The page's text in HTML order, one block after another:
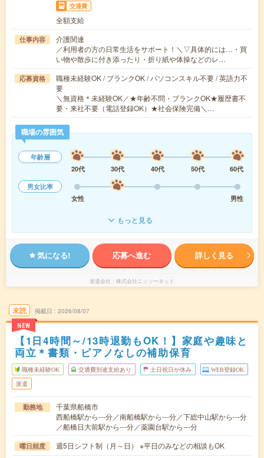
交通費
全額支給
仕事内容
介護関連
／利用者の方の日常生活をサポート！＼▽具体的には…・買
い物や散歩に付き添ったり・折り紙や体操などのレ…
応募資格
職種未経験OK / ブランクOK / パソコンスキル不要 / 英語力不
要
＼無資格＊未経験OK／★年齢不問・ブランクOK★履歴書不
要・来社不要（電話登録OK）★社会保険完備＼…
職場の雰囲気
年齢層
20代
30代 40代 50代
60代
男女比率
女性
男性
もっと見る
気になる! 応募へ進む 詳しく見る
派遣会社 株式会社ニッソーネット
未読
NEW
掲載日 2026/08/07
【1日4時間～/13時退勤もOK！】家庭や趣味と
両立＊書類・ピアノなしの補助保育
職種未経験OK 交通費別途支給あり 土日祝日が休み WEB登録OK
派遣
勤務地
千葉県船橋市
西船橋駅から---分／南船橋駅から---分／下総中山駅から---分
／船橋日大前駅から---分／薬園台駅から---分
曜日頻度 週5日シフト制（月～日） ※平日のみなどの相談もOK